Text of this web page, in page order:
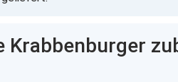
Krabbenburger